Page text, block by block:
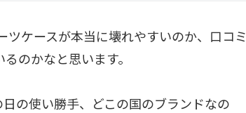
ケースが本当に壊れやすいのか、口コミ
のかなと思います。
の使い勝手、どこの国のブランドなの